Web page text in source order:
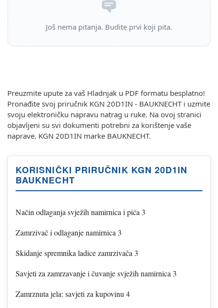
Još nema pitanja. Budite prvi koji pita.
Preuzmite upute za vaš Hladnjak u PDF formatu besplatno!
Pronađite svoj priručnik KGN 20D1IN - BAUKNECHT i uzmite
svoju elektroničku napravu natrag u ruke. Na ovoj stranici
objavljeni su svi dokumenti potrebni za korištenje vaše
naprave. KGN 20D1IN marke BAUKNECHT.
KORISNIČKI PRIRUČNIK KGN 20D1IN
BAUKNECHT
Način odlaganja svježih namirnica i pića 3
Zamrzivač i odlaganje namirnica 3
Skidanje spremnika ladice zamrzivača 3
Savjeti za zamrzavanje i čuvanje svježih namirnica 3
Zamrznuta jela: savjeti za kupovinu 4